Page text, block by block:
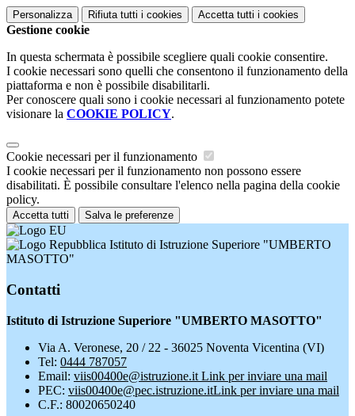
Personalizza Rifiuta tutti i cookies Accetta tutti i cookies
Gestione cookie
In questa schermata è possibile scegliere quali cookie consentire.
I cookie necessari sono quelli che consentono il funzionamento della
piattaforma e non è possibile disabilitarli.
Per conoscere quali sono i cookie necessari al funzionamento potete
visionare la COOKIE POLICY.
Cookie necessari per il funzionamento
I cookie necessari per il funzionamento non possono essere
disabilitati. È possibile consultare l'elenco nella pagina della cookie
policy.
Accetta tutti Salva le preferenze
Istituto di Istruzione Superiore "UMBERTO
MASOTTO"
Contatti
Istituto di Istruzione Superiore "UMBERTO MASOTTO"
Via A. Veronese, 20 / 22 - 36025 Noventa Vicentina (VI)
Tel: 0444 787057
Email: viis00400e@istruzione.it Link per inviare una mail
PEC: viis00400e@pec.istruzione.itLink per inviare una mail
C.F.: 80020650240